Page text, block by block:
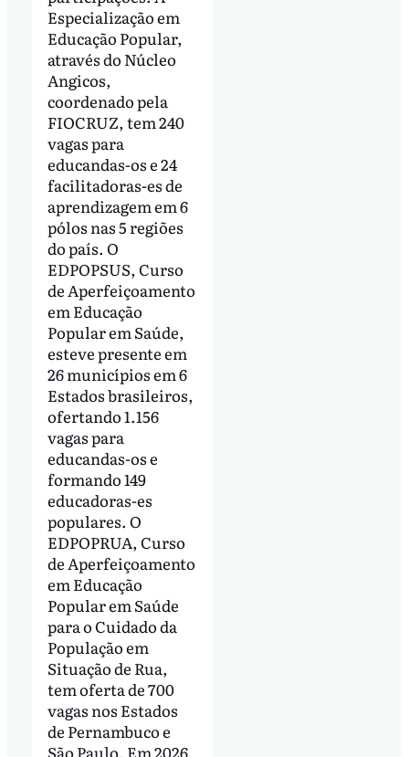
Especialização em
Educação Popular,
através do Núcleo
Angicos,
coordenado pela
FIOCRUZ, tem 240
vagas para
educandas-os e 24
facilitadoras-es de
aprendizagem em 6
pólos nas 5 regiões
do país. O
EDPOPSUS, Curso
de Aperfeiçoamento
em Educação
Popular em Saúde,
esteve presente em
26 municípios em 6
Estados brasileiros,
ofertando 1.156
vagas para
educandas-os e
formando 149
educadoras-es
populares. O
EDPOPRUA, Curso
de Aperfeiçoamento
em Educação
Popular em Saúde
para o Cuidado da
População em
Situação de Rua,
tem oferta de 700
vagas nos Estados
de Pernambuco e
São Paulo. Em 2026,